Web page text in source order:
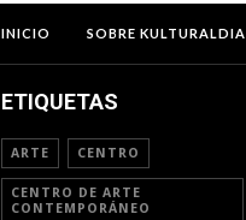
INICIO SOBRE KULTURALDIA
ETIQUETAS
ARTE CENTRO
CENTRO DE ARTE
CONTEMPORÁNEO